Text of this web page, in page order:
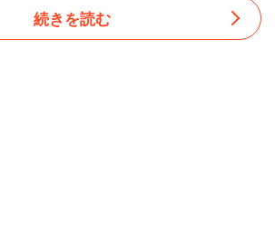
続きを読む